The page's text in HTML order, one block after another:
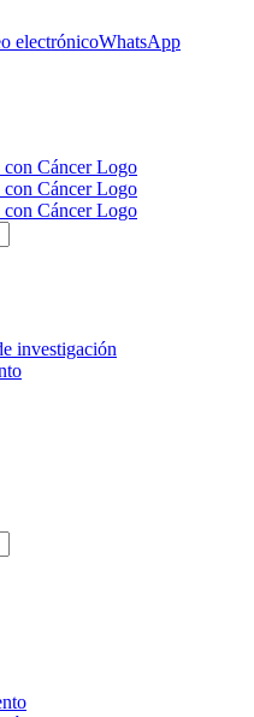
electrónicoWhatsApp
investigación